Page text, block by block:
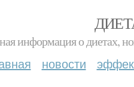
информация о диетах,
новости